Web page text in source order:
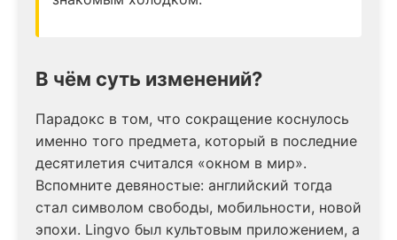
В чём суть изменений?
Парадокс в том, что сокращение коснулось
именно того предмета, который в последние
десятилетия считался «окном в мир».
Вспомните девяностые: английский тогда
стал символом свободы, мобильности, новой
эпохи. Lingvo был культовым приложением, а